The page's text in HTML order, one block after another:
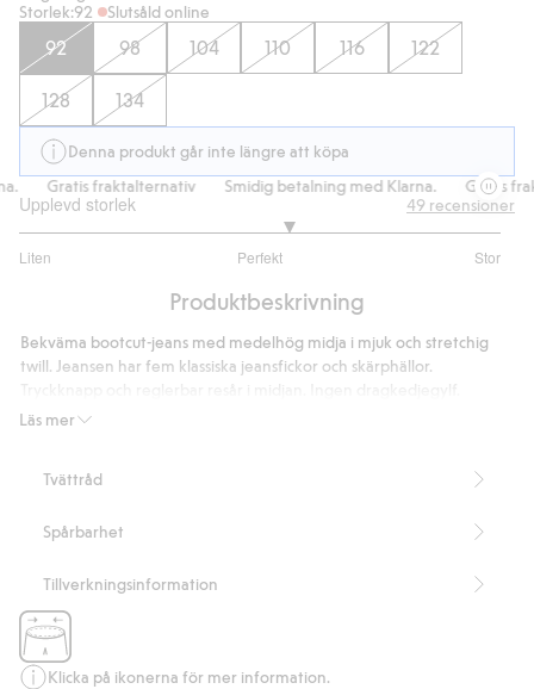
Storlek:92 Slutsåld online
92 98 104 110 116 122
128 134
Denna produkt går inte längre att köpa
Gratis fraktalternativ Smidig betalning med Klarna. Gratis
Upplevd storlek
Liten Perfekt Stor
utav
42
betyg
49 recensioner
Produktbeskrivning
Läs mer
Bekväma bootcut-jeans med medelhög midja i mjuk och stretchig
twill. Jeansen har fem klassiska jeansfickor och skärphällor.
Leopardmönstrade.
Bootcut
Artikelnummer
Tvättråd
Spårbarhet
Tillverkningsinformation
Klicka på ikonerna för mer information.